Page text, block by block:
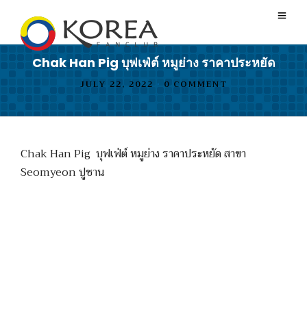
Chak Han Pig บุฟเฟ่ต์ หมูย่าง ราคาประหยัด
JULY 22, 2022 • 0 COMMENT
Chak Han Pig บุฟเฟ่ต์ หมูย่าง ราคาประหยัด สาขา
Seomyeon ปูซาน